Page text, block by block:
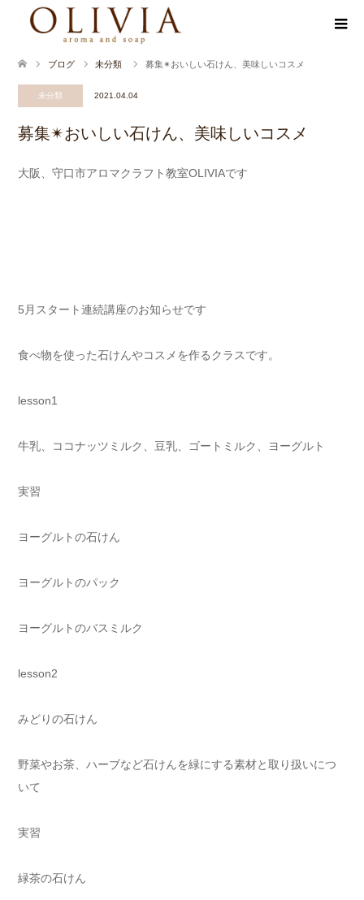
ブログ 未分類 募集✴︎おいしい石けん、美味しいコスメ
未分類 2021.04.04
募集✴︎おいしい石けん、美味しいコスメ
大阪、守口市アロマクラフト教室OLIVIAです
5月スタート連続講座のお知らせです
食べ物を使った石けんやコスメを作るクラスです。
lesson1
牛乳、ココナッツミルク、豆乳、ゴートミルク、ヨーグルト
実習
ヨーグルトの石けん
ヨーグルトのパック
ヨーグルトのバスミルク
lesson2
みどりの石けん
野菜やお茶、ハーブなど石けんを緑にする素材と取り扱いにつ
いて
実習
緑茶の石けん